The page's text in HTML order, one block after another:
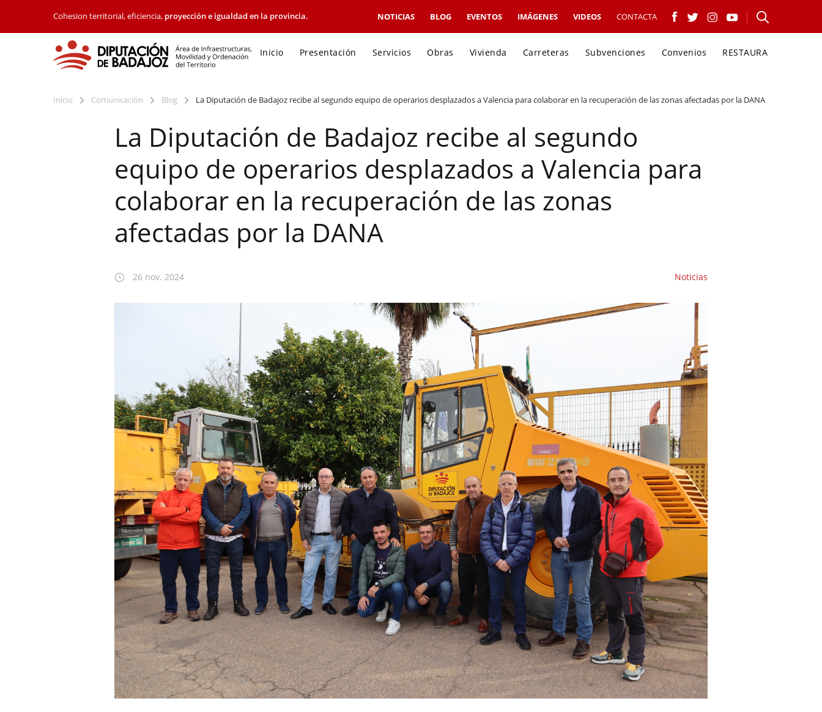
Cohesion territorial, eficiencia, proyección e igualdad en la provincia. NOTICIAS BLOG EVENTOS IMÁGENES VIDEOS CONTACTA
Inicio Presentación Servicios Obras Vivienda Carreteras Subvenciones Convenios RESTAURA
Inicio Comunicación Blog La Diputación de Badajoz recibe al segundo equipo de operarios desplazados a Valencia para colaborar en la recuperación de las zonas afectadas por la DANA
La Diputación de Badajoz recibe al segundo
equipo de operarios desplazados a Valencia para
colaborar en la recuperación de las zonas
afectadas por la DANA
26 nov. 2024 Noticias